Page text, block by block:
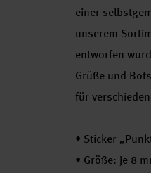
einer
unserem
entworfen
Grüße und
für
• Sticker
• Größe: je 8